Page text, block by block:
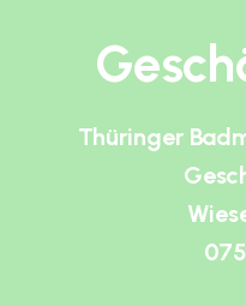
Thüringer